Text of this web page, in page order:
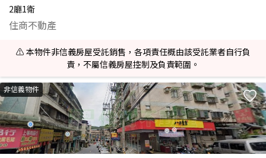
2廳1衛
住商不動產
⚠️ 本物件非信義房屋受託銷售，各項責任概由該受託業者自行負
責，不屬信義房屋控制及負責範圍。
非信義物件